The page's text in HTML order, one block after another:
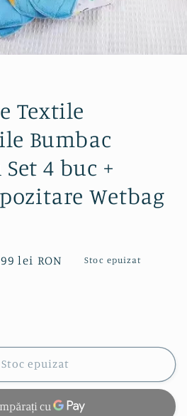
Textile
Bumbac
4 buc +
Wetbag
lei RON Stoc epuizat
Stoc epuizat